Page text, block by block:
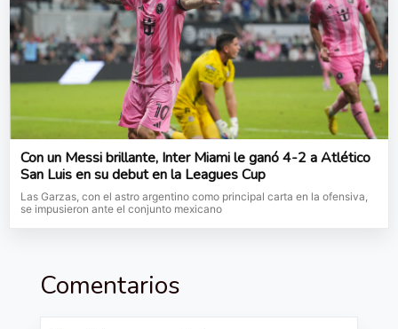
Con un Messi brillante, Inter Miami le ganó 4-2 a Atlético
San Luis en su debut en la Leagues Cup
Las Garzas, con el astro argentino como principal carta en la ofensiva,
se impusieron ante el conjunto mexicano
Comentarios